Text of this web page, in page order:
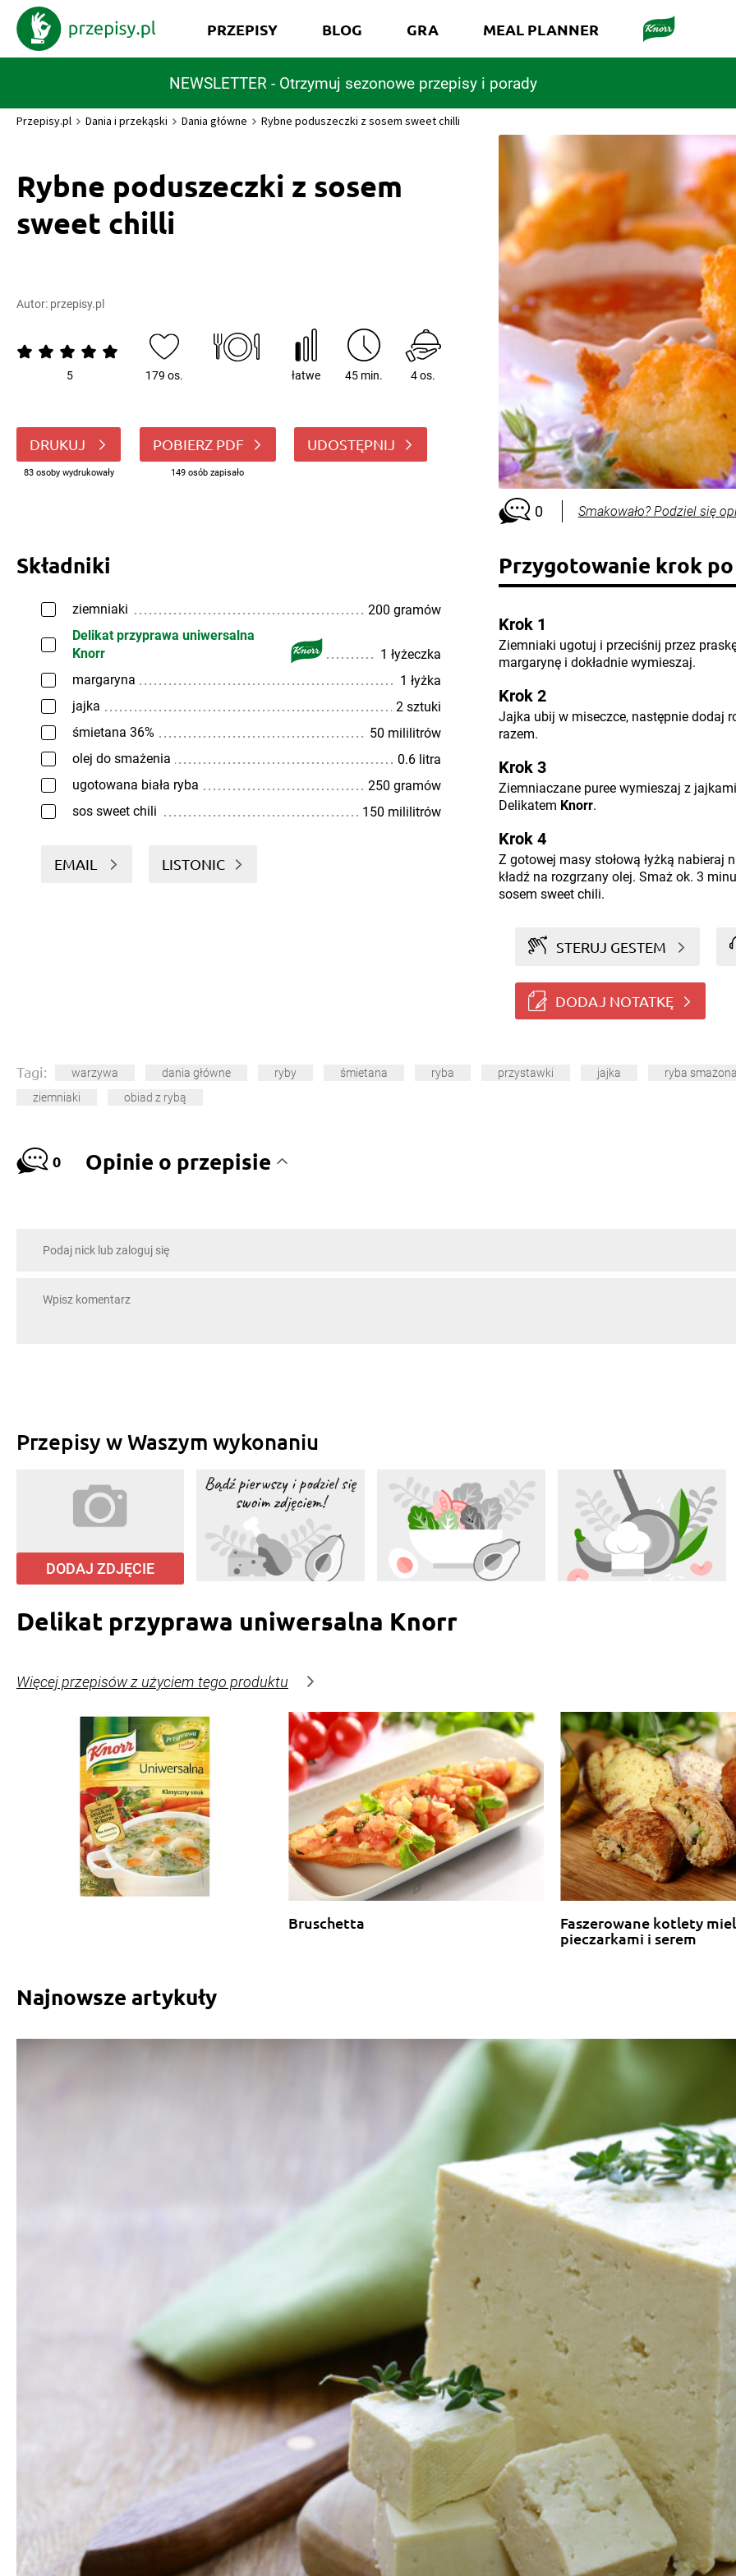
NEWSLETTER - Otrzymuj sezonowe przepisy i porady
PRZEPISY BLOG GRA MEAL PLANNER
Przepisy.pl Dania i przekąski Dania główne Rybne poduszeczki z sosem sweet chilli
Rybne poduszeczki z sosem
sweet chilli
Autor: przepisy.pl
5 179 os. łatwe 45 min. 4 os.
DRUKUJ
83 osoby wydrukowały
POBIERZ PDF
149 osób zapisało
UDOSTĘPNIJ
0 Smakowało? Podziel się
Składniki
ziemniaki
200 gramów
Delikat przyprawa uniwersalna
Knorr
1 łyżeczka
margaryna
1 łyżka
jajka
2 sztuki
śmietana 36%
50 mililitrów
olej do smażenia
0.6 litra
ugotowana biała ryba
250 gramów
sos sweet chili
150 mililitrów
EMAIL LISTONIC
Przygotowanie krok
Krok 1
Ziemniaki ugotuj i przeciśnij przez
margarynę i dokładnie wymieszaj.
Krok 2
Jajka ubij w miseczce, następnie dodaj
razem.
Krok 3
Ziemniaczane puree wymieszaj z
Delikatem Knorr.
Krok 4
Z gotowej masy stołową łyżką nabieraj
kładź na rozgrzany olej. Smaż ok. 3
sosem sweet chili.
STERUJ GESTEM
DODAJ NOTATKĘ
Tagi: warzywa dania główne ryby śmietana ryba przystawki jajka ryba smażona
ziemniaki
obiad z rybą
0 Opinie o przepisie
Przepisy w Waszym wykonaniu
DODAJ ZDJĘCIE
Delikat przyprawa uniwersalna Knorr
Więcej przepisów z użyciem tego produktu
Bruschetta
Faszerowane kotlety
pieczarkami i serem
Najnowsze artykuły